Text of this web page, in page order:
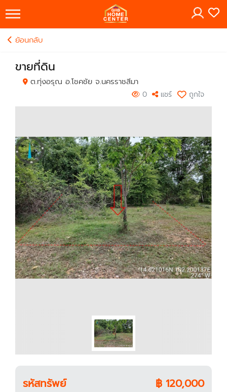
×
ย้อนกลับ
ขายที่ดิน
ต.ทุ่งอรุณ อ.โชคชัย จ.นครราชสีมา
0 แชร์ ถูกใจ
รหัสทรัพย์ ฿ 120,000